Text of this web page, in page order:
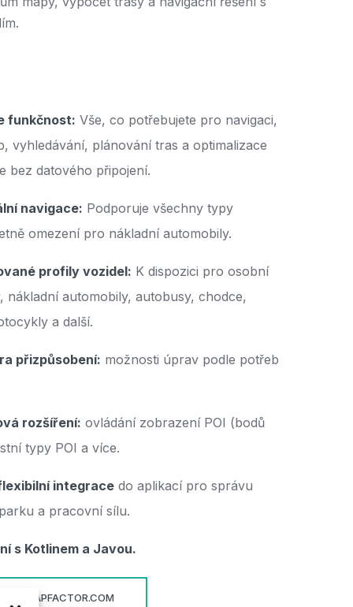
funkčnost: Vše, co potřebujete pro navigaci,
vyhledávání, plánování tras a optimalizace
bez datového připojení.
navigace: Podporuje všechny typy
omezení pro nákladní automobily.
profily vozidel: K dispozici pro osobní
nákladní automobily, autobusy, chodce,
a další.
přizpůsobení: možnosti úprav podle potřeb
rozšíření: ovládání zobrazení POI (bodů
typy POI a více.
integrace do aplikací pro správu
a pracovní sílu.
s Kotlinem a Javou.